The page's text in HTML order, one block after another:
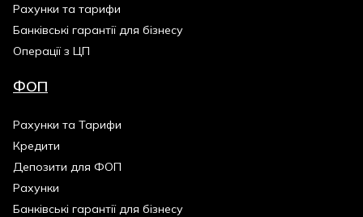
Рахунки та тарифи
Банківські гарантії для бізнесу
Операції з ЦП
ФОП
Рахунки та Тарифи
Кредити
Депозити для ФОП
Рахунки
Банківські гарантії для бізнесу